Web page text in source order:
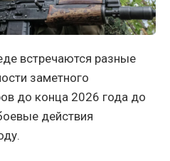
встречаются разные
заметного
до конца 2026 года до
действия